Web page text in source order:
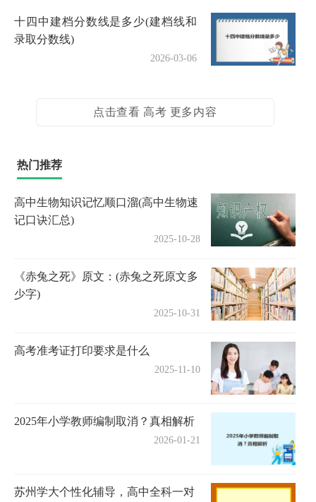
十四中建档分数线是多少(建档线和
录取分数线)
2026-03-06
点击查看 高考 更多内容
热门推荐
高中生物知识记忆顺口溜(高中生物速
记口诀汇总)
2025-10-28
《赤兔之死》原文：(赤兔之死原文多
少字)
2025-10-31
高考准考证打印要求是什么
2025-11-10
2025年小学教师编制取消？真相解析
2026-01-21
苏州学大个性化辅导，高中全科一对